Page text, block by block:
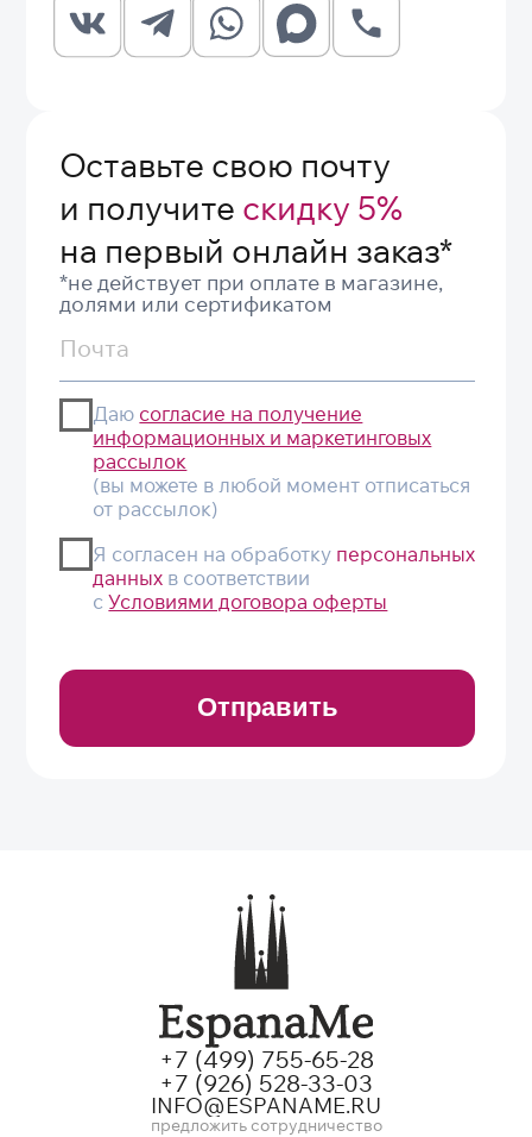
смотрятся в разных образах.
+7 (499) 755-65-28
+7 (926) 528-33-03
INFO@ESPANAME.RU
предложить сотрудничество